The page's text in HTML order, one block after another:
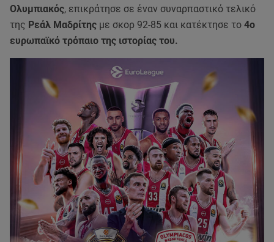
Ολυμπιακός, επικράτησε σε έναν συναρπαστικό τελικό
της Ρεάλ Μαδρίτης με σκορ 92-85 και κατέκτησε το 4ο
ευρωπαϊκό τρόπαιο της ιστορίας του.